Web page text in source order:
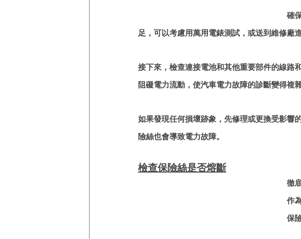
確
足，可以考慮用萬用電錶測試，或送到維修廠
接下來，檢查連接電池和其他重要部件的線路
阻礙電力流動，使汽車電力故障的診斷變得複雜
如果發現任何損壞跡象，先修理或更換受影響
險絲也會導致電力故障。
檢查保險絲是否熔斷
徹
作
保